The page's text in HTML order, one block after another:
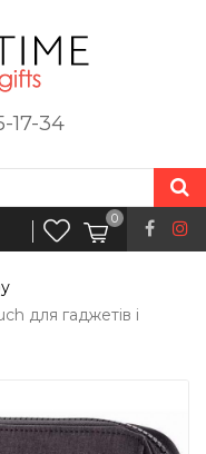
17-34
0
для гаджетів і